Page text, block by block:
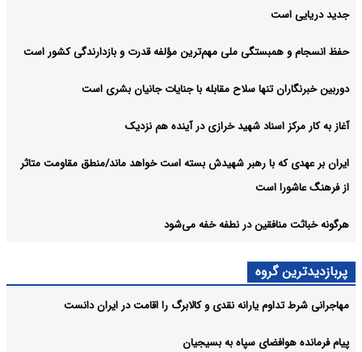
جدید دریایی است
حفظ انسجام و همبستگی ملی مهم‌ترین مؤلفه قدرت و بازدارندگی کشور است
دوربین خبرنگاران تنها سلاح مقابله با جنایات جانیان بشری است
آغاز به کار مرکز اسناد شهید خرازی در آینده هم نزدیک
ایران بر عهدی که با رهبر شهیدش بسته است خواهد ماند/منطق مقاومت متاثر
از فرهنگ عاشورا است
هرگونه خباثت منافقین در نطفه خفه می‌شود
پربازدیدترین گروه
مهاجرانی شرط تداوم یارانه نقدی و کالابرگ را اقامت در ایران دانست
پیام فرمانده هوافضای سپاه به بسیجیان